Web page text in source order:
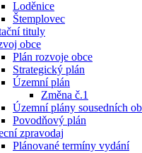
Loděnice
Štemplovec
tituly
obce
Plán rozvoje obce
Strategický plán
Územní plán
Změna č.1
Územní plány sousedních
Povodňový plán
zpravodaj
Plánované termíny vydání